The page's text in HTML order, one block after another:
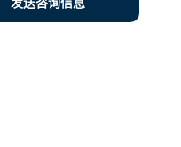
发送咨询信息